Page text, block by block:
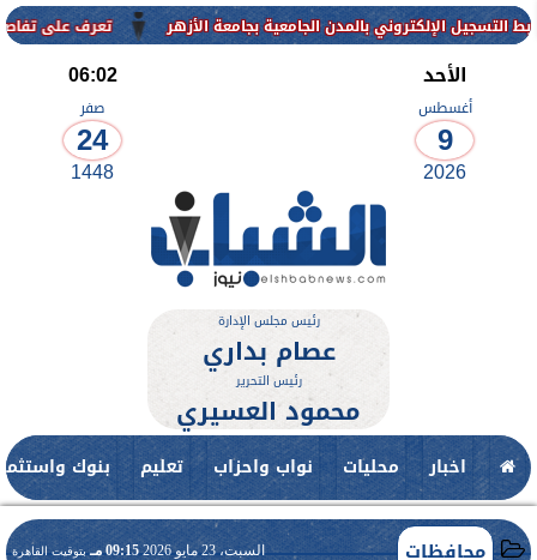
تعرف على تفاصيل وشروط القبول الجامعية بجامعة الأزهر
الأحد
أغسطس
9
2026
06:02
صفر
24
1448
رئيس مجلس الإدارة
عصام بداري
رئيس التحرير
محمود العسيري
اخبار محليات نواب واحزاب تعليم بنوك
محافظات السبت، 23 مايو 2026 09:15 مـ بتوقيت القاهرة